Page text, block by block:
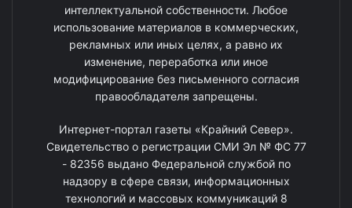
интеллектуальной собственности. Любое
использование материалов в коммерческих,
рекламных или иных целях, а равно их
изменение, переработка или иное
модифицирование без письменного согласия
правообладателя запрещены.
Интернет-портал газеты «Крайний Север».
Свидетельство о регистрации СМИ Эл № ФС 77
- 82356 выдано Федеральной службой по
надзору в сфере связи, информационных
технологий и массовых коммуникаций 8